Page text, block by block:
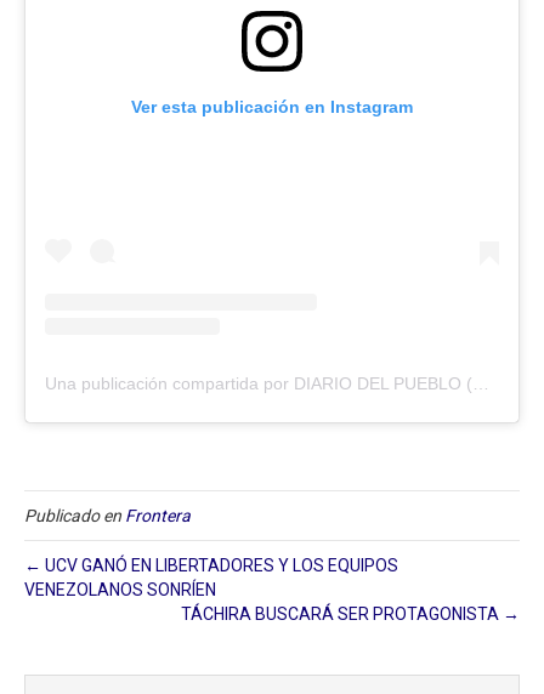
Ver esta publicación en Instagram
Publicado en Frontera
← UCV GANÓ EN LIBERTADORES Y LOS EQUIPOS
VENEZOLANOS SONRÍEN
TÁCHIRA BUSCARÁ SER PROTAGONISTA →